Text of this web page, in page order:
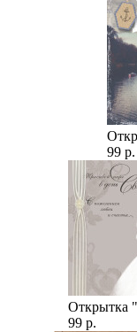
99 р.
Открытка
99 р.